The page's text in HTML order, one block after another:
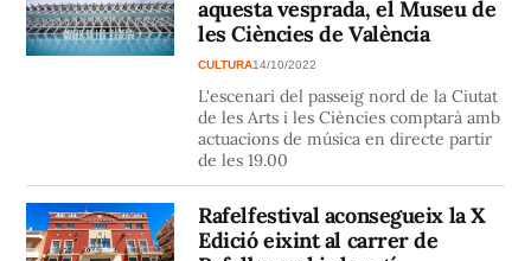
aquesta vesprada, el Museu de
les Ciències de València
CULTURA14/10/2022
L'escenari del passeig nord de la Ciutat
de les Arts i les Ciències comptarà amb
actuacions de música en directe partir
de les 19.00
Rafelfestival aconsegueix la X
Edició eixint al carrer de